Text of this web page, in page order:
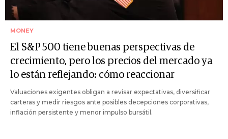
MONEY
El S&P 500 tiene buenas perspectivas de
crecimiento, pero los precios del mercado ya
lo están reflejando: cómo reaccionar
Valuaciones exigentes obligan a revisar expectativas, diversificar
carteras y medir riesgos ante posibles decepciones corporativas,
inflación persistente y menor impulso bursátil.